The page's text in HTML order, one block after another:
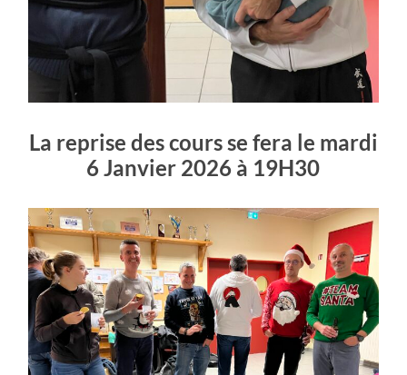
La reprise des cours se fera le mardi
6 Janvier 2026 à 19H30